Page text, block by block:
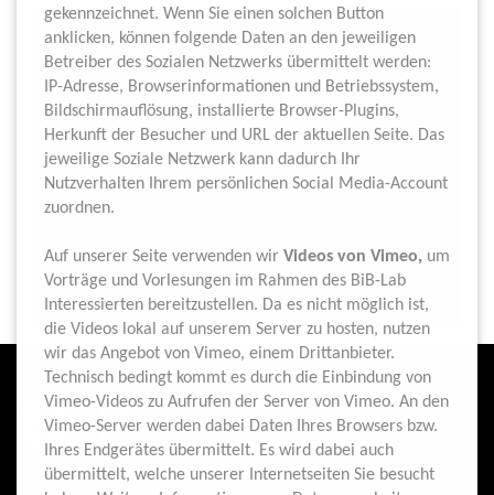
© Katharina Tielsch
IMPRESSUM
gekennzeichnet. Wenn Sie einen solchen Button
anklicken, können folgende Daten an den jeweiligen
Betreiber des Sozialen Netzwerks übermittelt werden:
IP-Adresse, Browserinformationen und Betriebssystem,
Bildschirmauflösung, installierte Browser-Plugins,
Herkunft der Besucher und URL der aktuellen Seite. Das
jeweilige Soziale Netzwerk kann dadurch Ihr
Nutzverhalten Ihrem persönlichen Social Media-Account
zuordnen.
Auf unserer Seite verwenden wir Videos von Vimeo, um
Vorträge und Vorlesungen im Rahmen des BiB-Lab
Interessierten bereitzustellen. Da es nicht möglich ist,
die Videos lokal auf unserem Server zu hosten, nutzen
wir das Angebot von Vimeo, einem Drittanbieter.
Technisch bedingt kommt es durch die Einbindung von
Vimeo-Videos zu Aufrufen der Server von Vimeo. An den
Vimeo-Server werden dabei Daten Ihres Browsers bzw.
Ihres Endgerätes übermittelt. Es wird dabei auch
übermittelt, welche unserer Internetseiten Sie besucht